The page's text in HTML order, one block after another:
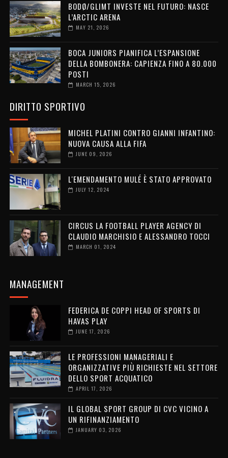
BODØ/GLIMT INVESTE NEL FUTURO: NASCE
L’ARCTIC ARENA
MAY 21, 2026
BOCA JUNIORS PIANIFICA L’ESPANSIONE
DELLA BOMBONERA: CAPIENZA FINO A 80.000
POSTI
MARCH 15, 2026
DIRITTO SPORTIVO
MICHEL PLATINI CONTRO GIANNI INFANTINO:
NUOVA CAUSA ALLA FIFA
JUNE 09, 2026
L'EMENDAMENTO MULÉ È STATO APPROVATO
JULY 12, 2024
CIRCUS LA FOOTBALL PLAYER AGENCY DI
CLAUDIO MARCHISIO E ALESSANDRO TOCCI
MARCH 01, 2024
MANAGEMENT
FEDERICA DE COPPI HEAD OF SPORTS DI
HAVAS PLAY
JUNE 17, 2026
LE PROFESSIONI MANAGERIALI E
ORGANIZZATIVE PIÙ RICHIESTE NEL SETTORE
DELLO SPORT ACQUATICO
APRIL 17, 2026
IL GLOBAL SPORT GROUP DI CVC VICINO A
UN RIFINANZIAMENTO
JANUARY 03, 2026